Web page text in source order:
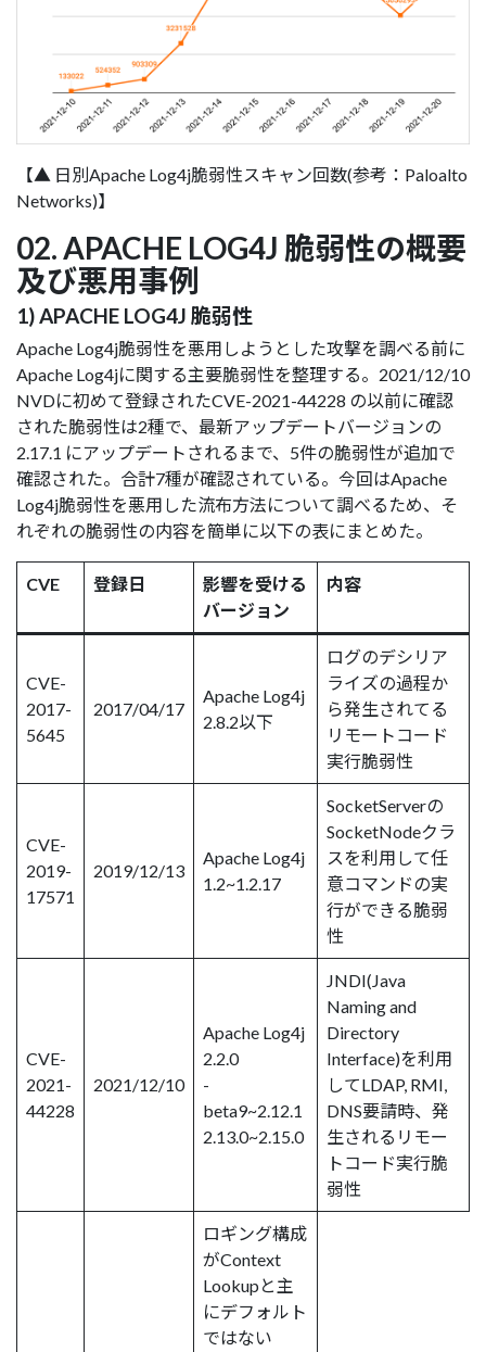
【▲ 日別Apache Log4j脆弱性スキャン回数(参考：Paloalto
Networks)】
02. APACHE LOG4J 脆弱性の概要
及び悪用事例
1) APACHE LOG4J 脆弱性
Apache Log4j脆弱性を悪用しようとした攻撃を調べる前に
Apache Log4jに関する主要脆弱性を整理する。2021/12/10
NVDに初めて登録されたCVE-2021-44228 の以前に確認
された脆弱性は2種で、最新アップデートバージョンの
2.17.1 にアップデートされるまで、5件の脆弱性が追加で
確認された。合計7種が確認されている。今回はApache
Log4j脆弱性を悪用した流布方法について調べるため、そ
れぞれの脆弱性の内容を簡単に以下の表にまとめた。
CVE 登録日
影響を受ける
バージョン
内容
CVE-
2017-
5645
2017/04/17
Apache Log4j
2.8.2以下
ログのデシリア
ライズの過程か
ら発生されてる
リモートコード
実行脆弱性
CVE-
2019-
17571
2019/12/13
Apache Log4j
1.2~1.2.17
SocketServerの
SocketNodeクラ
スを利用して任
意コマンドの実
行ができる脆弱
性
CVE-
2021-
44228
2021/12/10
Apache Log4j
2.2.0
-
beta9~2.12.1
2.13.0~2.15.0
JNDI(Java
Naming and
Directory
Interface)を利用
してLDAP, RMI,
DNS要請時、発
生されるリモー
トコード実行脆
弱性
ロギング構成
がContext
Lookupと主
にデフォルト
ではない